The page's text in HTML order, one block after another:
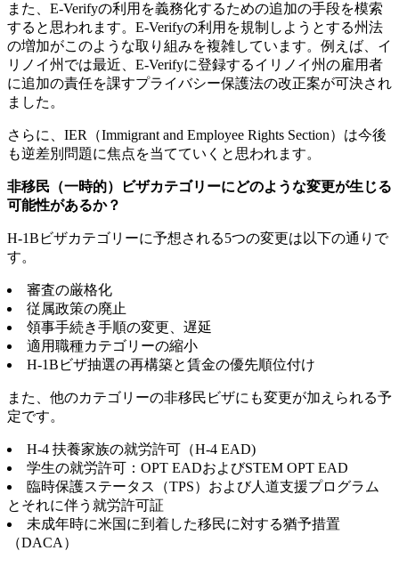
また、E-Verifyの利用を義務化するための追加の手段を模索
すると思われます。E-Verifyの利用を規制しようとする州法
の増加がこのような取り組みを複雑しています。例えば、イ
リノイ州では最近、E-Verifyに登録するイリノイ州の雇用者
に追加の責任を課すプライバシー保護法の改正案が可決され
ました。
さらに、IER（Immigrant and Employee Rights Section）は今後
も逆差別問題に焦点を当てていくと思われます。
非移民（一時的）ビザカテゴリーにどのような変更が生じる
可能性があるか？
H-1Bビザカテゴリーに予想される5つの変更は以下の通りで
す。
審査の厳格化
従属政策の廃止
領事手続き手順の変更、遅延
適用職種カテゴリーの縮小
H-1Bビザ抽選の再構築と賃金の優先順位付け
また、他のカテゴリーの非移民ビザにも変更が加えられる予
定です。
H-4 扶養家族の就労許可（H-4 EAD)
学生の就労許可：OPT EADおよびSTEM OPT EAD
臨時保護ステータス（TPS）および人道支援プログラム
とそれに伴う就労許可証
未成年時に米国に到着した移民に対する猶予措置
（DACA）